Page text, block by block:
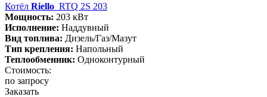
Котёл Riello RTQ 2S 203
Мощность: 203 кВт
Исполнение: Наддувный
Вид топлива: Дизель/Газ/Мазут
Тип крепления: Напольный
Теплообменник: Одноконтурный
Стоимость:
по запросу
Заказать